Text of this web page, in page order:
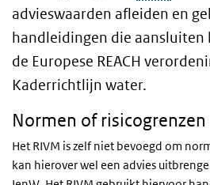
advieswaarden afleiden en
handleidingen die aansluiten
de Europese REACH
Kaderrichtlijn water.
Normen of risicogrenzen
Het RIVM is zelf niet bevoegd om
kan hierover wel een advies